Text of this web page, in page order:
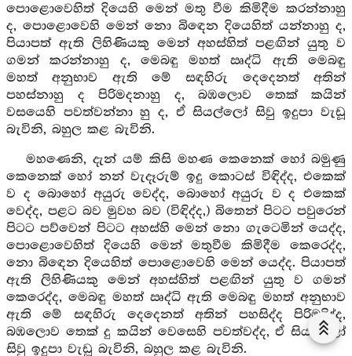
පොළොවෙහිත් දියෙහි මෙන් මතු වීම කිමිදීම කරන්නාහු
ද, පොළොවෙහි මෙන් නො බිඳෙන දියෙහිත් යන්නාහු ද,
පියාපත් ඇති ලිහිණියකු මෙන් අහස්හිත් පළඟින් යුතු ව
ගමන් කරන්නාහු ද, මෙබඳු මහත් ඍද්ධි ඇති මෙබඳු
මහත් අනුභාව ඇති මේ සඳහිරු දෙදෙනත් අතින්
පහස්නාහු ද පිරිමදනාහු ද, බඹලොව තෙක් කයින්
වසයෙහි පවත්වන්නා හු ද, ඒ සියල්ලෝ සිවු ඉදුපා වැඩූ
බැවිනි, බහුල කළ බැවිනි.
මහණෙනි, දැන් යම් කිසි මහණ කෙනෙක් හෝ බමුණු
කෙනෙක් හෝ නන් වැදෑරුම් ඉදු කොටස් විඳිද්ද, එකෙක්
ව ද බොහෝ අයුරු වෙද්ද, බොහෝ අයුරු ව ද එකෙක්
වෙද්ද, පළට බව මුවහ බව (විඳිද්ද,) බිතෙන් පිටට පවුරෙන්
පිටට පව්වෙන් පිටට අහස්හි මෙන් නො ගැටෙමින් යෙද්ද,
පොළොවෙහිත් දියෙහි මෙන් මතුවීම කිමිදීම කෙරෙද්ද,
නො බිඳෙන දියෙහිත් පොළොවෙහි මෙන් යෙද්ද. පියාපත්
ඇති ලිහිණියකු මෙන් අහස්හිත් පළඟින් යුතු ව ගමන්
කෙරෙද්ද, මෙබඳු මහත් ඍද්ධි ඇති මෙබඳු මහත් අනුභාව
ඇති මේ සඳහිරු දෙදෙනත් අතින් පහසිද්ද පිරිමදිද්ද,
බඹලොව තෙක් දු කයින් වෙසෙහි පවත්වද්ද, ඒ සියල්ලෝ
සිවු ඉදුපා වැඩූ බැවිනි, බහුල කළ බැවිනි.